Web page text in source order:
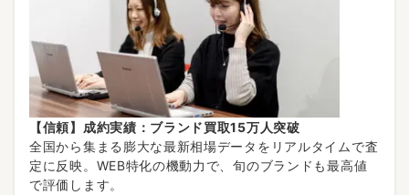
【信頼】成約実績：ブランド買取15万人突破
全国から集まる膨大な最新相場データをリアルタイムで査
定に反映。WEB特化の機動力で、旬のブランドも最高値
で評価します。